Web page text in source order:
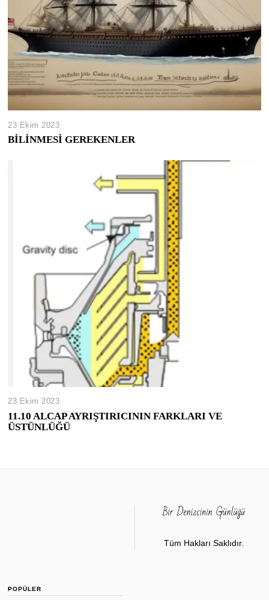
23 Ekim 2023
BİLİNMESİ GEREKENLER
23 Ekim 2023
11.10 ALCAP AYRIŞTIRICININ FARKLARI VE
ÜSTÜNLÜĞÜ
Tüm Hakları Saklıdır.
POPÜLER